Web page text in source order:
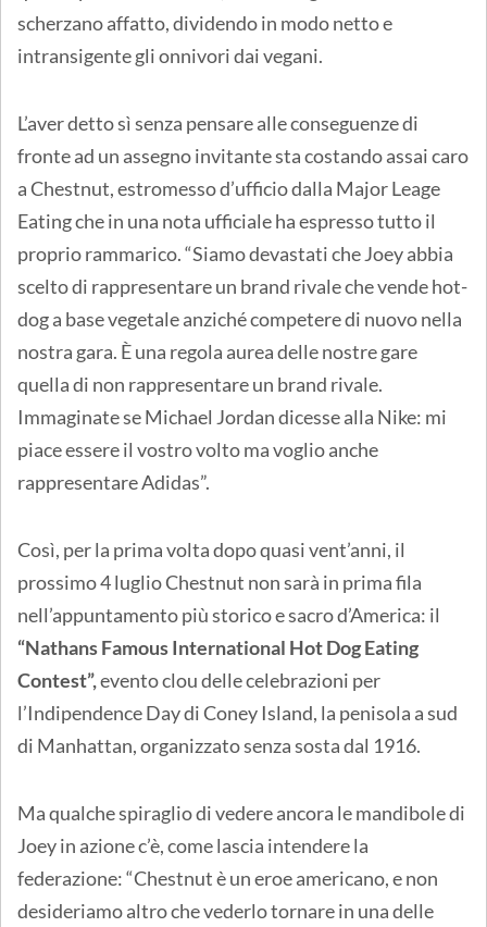
scherzano affatto, dividendo in modo netto e
intransigente gli onnivori dai vegani.
L’aver detto sì senza pensare alle conseguenze di
fronte ad un assegno invitante sta costando assai caro
a Chestnut, estromesso d’ufficio dalla Major Leage
Eating che in una nota ufficiale ha espresso tutto il
proprio rammarico. “Siamo devastati che Joey abbia
scelto di rappresentare un brand rivale che vende hot-
dog a base vegetale anziché competere di nuovo nella
nostra gara. È una regola aurea delle nostre gare
quella di non rappresentare un brand rivale.
Immaginate se Michael Jordan dicesse alla Nike: mi
piace essere il vostro volto ma voglio anche
rappresentare Adidas”.
Così, per la prima volta dopo quasi vent’anni, il
prossimo 4 luglio Chestnut non sarà in prima fila
nell’appuntamento più storico e sacro d’America: il
“Nathans Famous International Hot Dog Eating
Contest”,evento clou delle celebrazioni per
l’Indipendence Day di Coney Island, la penisola a sud
di Manhattan, organizzato senza sosta dal 1916.
Ma qualche spiraglio di vedere ancora le mandibole di
Joey in azione c’è, come lascia intendere la
federazione: “Chestnut è un eroe americano, e non
desideriamo altro che vederlo tornare in una delle